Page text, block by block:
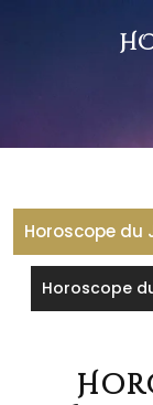
Horoscope du
Horoscope